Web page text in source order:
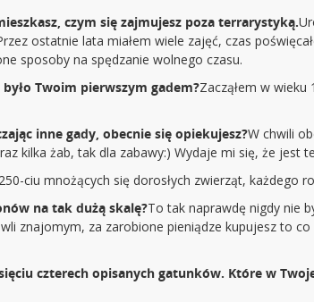
czym się zajmujesz poza terrarystyką.
ostatnie lata miałem wiele zajęć, czas
sposoby na spędzanie wolnego czasu.
Twoim pierwszym gadem?Zacząłem w
inne gady, obecnie się opiekujesz?W chwili
kilka żab, tak dla zabawy:) Wydaje mi się, że jest
ciu mnożących się dorosłych zwierząt, każdego
na tak dużą skalę?To tak naprawdę nigdy nie
znajomym, za zarobione pieniądze kupujesz to
czterech opisanych gatunków. Które w